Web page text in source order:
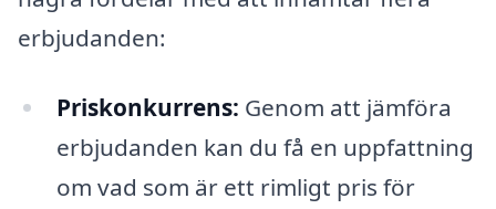
erbjudanden:
Priskonkurrens: Genom att jämföra
erbjudanden kan du få en uppfattning
om vad som är ett rimligt pris för